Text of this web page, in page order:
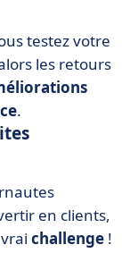
testez votre
les retours
.
en clients,
challenge !